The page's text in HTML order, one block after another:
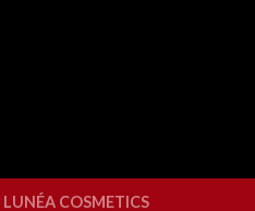
LUNÉA COSMETICS